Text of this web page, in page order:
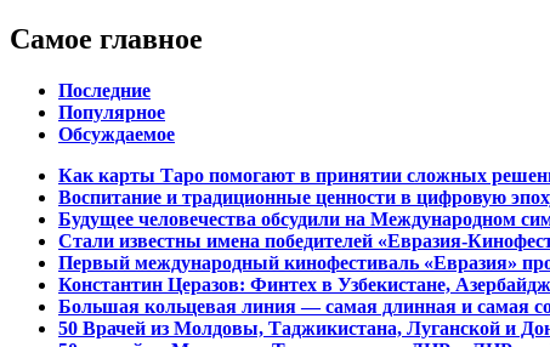
Самое главное
Последние
Популярное
Обсуждаемое
Как карты Таро помогают в принятии сложных
Воспитание и традиционные ценности в цифровую
Будущее человечества обсудили на Международном
Стали известны имена победителей «Евразия-
Первый международный кинофестиваль «Евразия»
Константин Церазов: Финтех в Узбекистане,
Большая кольцевая линия — самая длинная и самая
50 Врачей из Молдовы, Таджикистана, Луганской и